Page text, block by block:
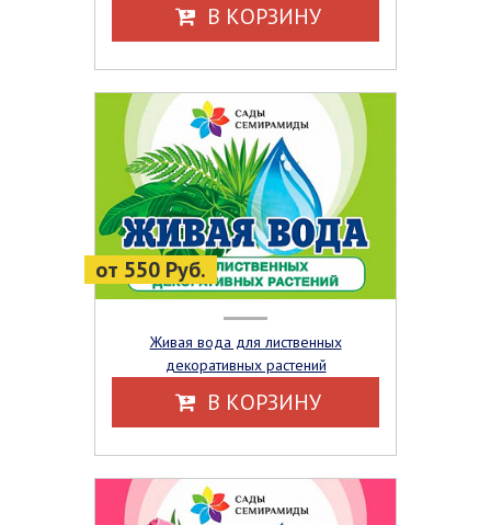
В КОРЗИНУ
от 550 Руб.
Живая вода для лиственных
декоративных растений
В КОРЗИНУ